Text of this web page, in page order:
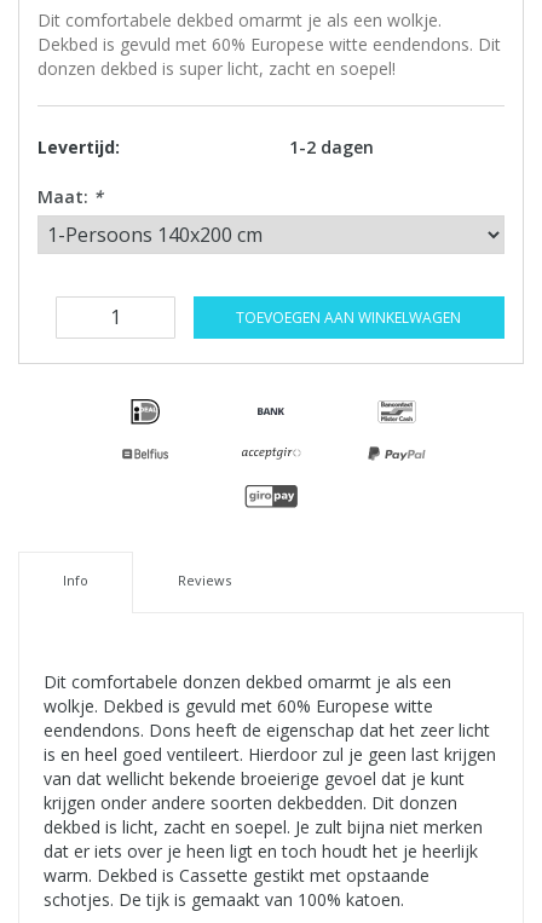
Dit comfortabele dekbed omarmt je als een wolkje.
Dekbed is gevuld met 60% Europese witte eendendons. Dit
donzen dekbed is super licht, zacht en soepel!
Levertijd: 1-2 dagen
Maat: *
TOEVOEGEN AAN WINKELWAGEN
Info Reviews
Dit comfortabele donzen dekbed omarmt je als een
wolkje. Dekbed is gevuld met 60% Europese witte
eendendons. Dons heeft de eigenschap dat het zeer licht
is en heel goed ventileert. Hierdoor zul je geen last krijgen
van dat wellicht bekende broeierige gevoel dat je kunt
krijgen onder andere soorten dekbedden. Dit donzen
dekbed is licht, zacht en soepel. Je zult bijna niet merken
dat er iets over je heen ligt en toch houdt het je heerlijk
warm. Dekbed is Cassette gestikt met opstaande
schotjes. De tijk is gemaakt van 100% katoen.